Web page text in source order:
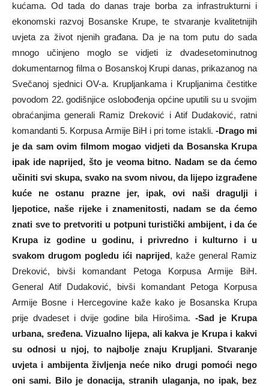
kućama. Od tada do danas traje borba za infrastrukturni i
ekonomski razvoj Bosanske Krupe, te stvaranje kvalitetnijih
uvjeta za život njenih građana. Da je na tom putu do sada
mnogo učinjeno moglo se vidjeti iz dvadesetominutnog
dokumentarnog filma o Bosanskoj Krupi danas, prikazanog na
Svečanoj sjednici OV-a. Krupljankama i Krupljanima čestitke
povodom 22. godišnjice oslobođenja općine uputili su u svojim
obraćanjima generali Ramiz Dreković i Atif Dudaković, ratni
komandanti 5. Korpusa Armije BiH i pri tome istakli. -Drago mi
je da sam ovim filmom mogao vidjeti da Bosanska Krupa
ipak ide naprijed, što je veoma bitno. Nadam se da ćemo
učiniti svi skupa, svako na svom nivou, da lijepo izgrađene
kuće ne ostanu prazne jer, ipak, ovi naši dragulji i
ljepotice, naše rijeke i znamenitosti, nadam se da ćemo
znati sve to pretvoriti u potpuni turistički ambijent, i da će
Krupa iz godine u godinu, i privredno i kulturno i u
svakom drugom pogledu ići naprijed, kaže general Ramiz
Dreković, bivši komandant Petoga Korpusa Armije BiH.
General Atif Dudaković, bivši komandant Petoga Korpusa
Armije Bosne i Hercegovine kaže kako je Bosanska Krupa
prije dvadeset i dvije godine bila Hirošima. -Sad je Krupa
urbana, sređena. Vizualno lijepa, ali kakva je Krupa i kakvi
su odnosi u njoj, to najbolje znaju Krupljani. Stvaranje
uvjeta i ambijenta življenja neće niko drugi pomoći nego
oni sami. Bilo je donacija, stranih ulaganja, no ipak, bez